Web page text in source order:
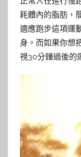
耗體內的脂肪，
適應跑步這項運
身。而如果你想
視30分鐘過後的